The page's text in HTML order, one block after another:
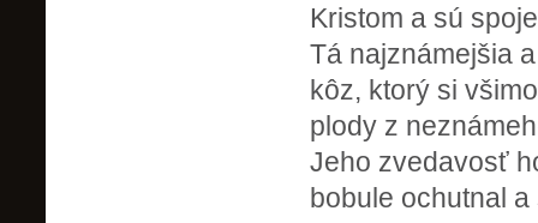
Kristom a sú
Tá najznámejšia
kôz, ktorý si
plody z
Jeho zvedavosť
bobule ochutnal